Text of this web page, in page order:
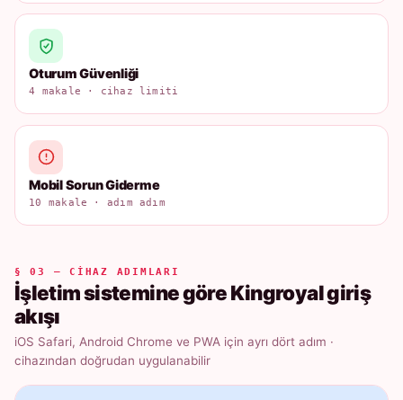
Oturum Güvenliği
4 makale · cihaz limiti
Mobil Sorun Giderme
10 makale · adım adım
§ 03 — CIHAZ ADIMLARI
İşletim sistemine göre Kingroyal giriş
akışı
iOS Safari, Android Chrome ve PWA için ayrı dört adım ·
cihazından doğrudan uygulanabilir